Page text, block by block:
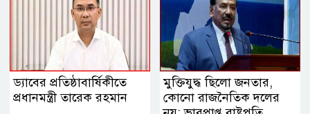
ড্যাবের প্রতিষ্ঠাবার্ষিকীতে
প্রধানমন্ত্রী তারেক রহমান
মুক্তিযুদ্ধ ছিলো জনতার,
কোনো রাজনৈতিক দলের